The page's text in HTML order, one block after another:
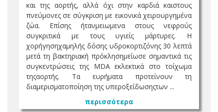
και της αορτής, αλλά όχι στην καρδιά καιστους
πνεύμονες σε σύγκριση με εικονικά χειρουργημένα
ζώα. Επίσης ήτανμειωμενα στους νεφρούς
συγκριτικά με τους υγιείς μάρτυρες. Η
χορήγησηχαμηλής δόσης υδροκορτιζόνης 30 λεπτά
μετά τη βακτηριακή πρόκλησημείωσε σημαντικά τις
συγκεντρώσεις της MDA εκλεκτικά στο τοίχωμα
τηςαορτής. Τα ευρήματα προτείνουν τη
διαμερισματοποίηση της υπεροξείδωσηςτων ...
περισσότερα